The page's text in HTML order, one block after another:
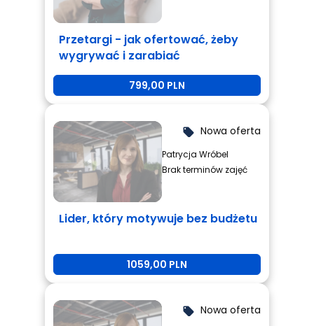
Przetargi - jak ofertować, żeby
wygrywać i zarabiać
799,00 PLN
local_offer Nowa oferta
Patrycja Wróbel
Brak terminów zajęć
Lider, który motywuje bez budżetu
1059,00 PLN
local_offer Nowa oferta